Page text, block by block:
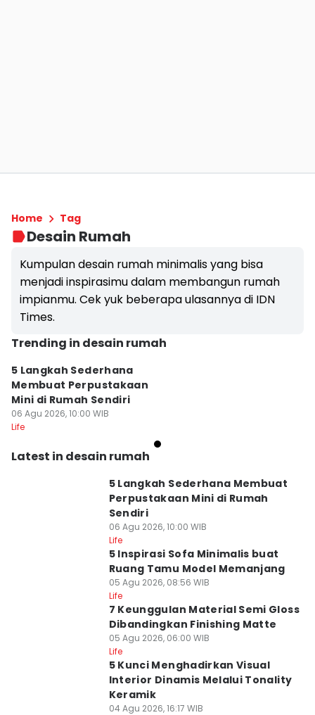
Home Tag
Desain Rumah
Kumpulan desain rumah minimalis yang bisa
menjadi inspirasimu dalam membangun rumah
impianmu. Cek yuk beberapa ulasannya di IDN
Times.
Trending in desain rumah
5 Langkah Sederhana
Membuat Perpustakaan
Mini di Rumah Sendiri
06 Agu 2026, 10:00 WIB
Life
Latest in desain rumah
5 Langkah Sederhana Membuat
Perpustakaan Mini di Rumah
Sendiri
06 Agu 2026, 10:00 WIB
Life
5 Inspirasi Sofa Minimalis buat
Ruang Tamu Model Memanjang
05 Agu 2026, 08:56 WIB
Life
7 Keunggulan Material Semi Gloss
Dibandingkan Finishing Matte
05 Agu 2026, 06:00 WIB
Life
5 Kunci Menghadirkan Visual
Interior Dinamis Melalui Tonality
Keramik
04 Agu 2026, 16:17 WIB